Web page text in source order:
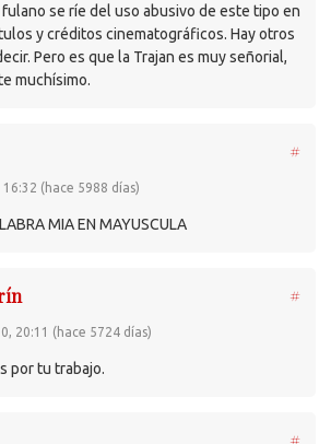
se ríe del uso abusivo de este tipo en
y créditos cinematográficos. Hay otros
Pero es que la Trajan es muy señorial,
muchísimo.
#
(hace 5988 días)
MIAEN MAYUSCULA
#
20:11 (hace 5724 días)
por tu trabajo.